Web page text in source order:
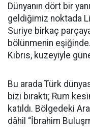
Dünyanın dört bir
geldiğimiz noktada
Suriye birkaç
bölünmenin
Kıbrıs, kuzeyiyle
Bu arada Türk
bizi bıraktı; Rum
katıldı. Bölgedeki
dâhil “İbrahim